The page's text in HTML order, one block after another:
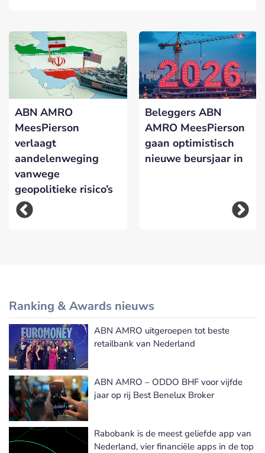
ABN AMRO
MeesPierson
verlaagt
aandelenweging
vanwege
geopolitieke risico’s
Beleggers ABN
AMRO MeesPierson
gaan optimistisch
nieuwe beursjaar in
Ranking & Awards nieuws
Meer Ranking & Awards nieuws
ABN AMRO uitgeroepen tot beste
retailbank van Nederland
ABN AMRO – ODDO BHF voor vijfde
jaar op rij Best Benelux Broker
Rabobank is de meest geliefde app van
Nederland, vier financiële apps in de top